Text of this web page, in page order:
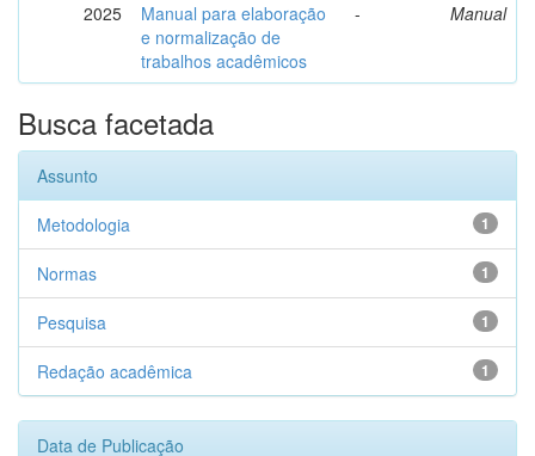
2025
Manual para elaboração
e normalização de
trabalhos acadêmicos
- Manual
Busca facetada
Assunto
1
Metodologia
1
Normas
1
Pesquisa
1
Redação acadêmica
Data de Publicação